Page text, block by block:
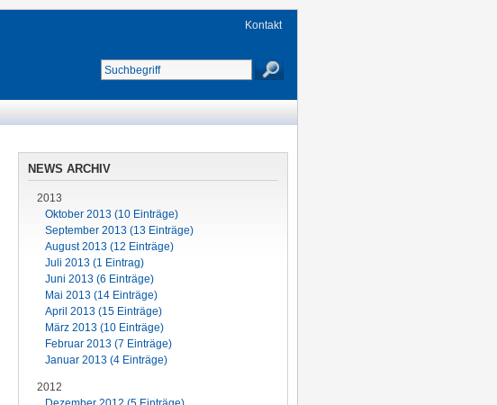
Kontakt
NEWS ARCHIV
2013
Oktober 2013 (10 Einträge)
September 2013 (13 Einträge)
August 2013 (12 Einträge)
Juli 2013 (1 Eintrag)
Juni 2013 (6 Einträge)
Mai 2013 (14 Einträge)
April 2013 (15 Einträge)
März 2013 (10 Einträge)
Februar 2013 (7 Einträge)
Januar 2013 (4 Einträge)
2012